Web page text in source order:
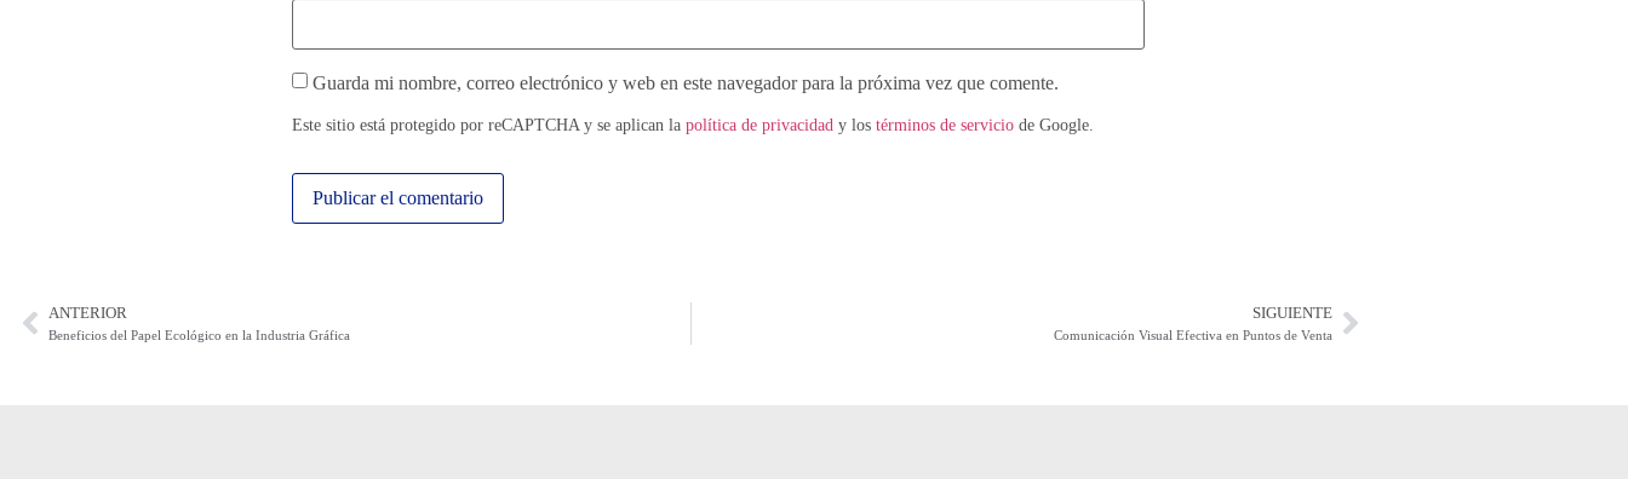
Guarda mi nombre, correo electrónico y web en este navegador para la próxima vez que comente.
Este sitio está protegido por reCAPTCHA y se aplican la política de privacidad y los términos de serviciode Google.
ANTERIOR
Beneficios del Papel Ecológico en la Industria Gráfica
SIGUIENTE
Comunicación Visual Efectiva en Puntos de Venta